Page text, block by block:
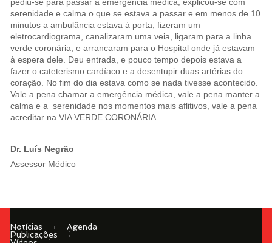
pediu-se para passar à emergência médica, explicou-se com
serenidade e calma o que se estava a passar e em menos de 10
minutos a ambulância estava à porta, fizeram um
eletrocardiograma, canalizaram uma veia, ligaram para a linha
verde coronária, e arrancaram para o Hospital onde já estavam
à espera dele. Deu entrada, e pouco tempo depois estava a
fazer o cateterismo cardíaco e a desentupir duas artérias do
coração. No fim do dia estava como se nada tivesse acontecido.
Vale a pena chamar a emergência médica, vale a pena manter a
calma e a serenidade nos momentos mais aflitivos, vale a pena
acreditar na VIA VERDE CORONÁRIA.
Dr. Luís Negrão
Assessor Médico
Notícias
Agenda
Publicações